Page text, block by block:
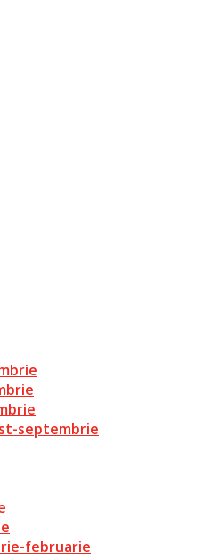
septembrie
februarie